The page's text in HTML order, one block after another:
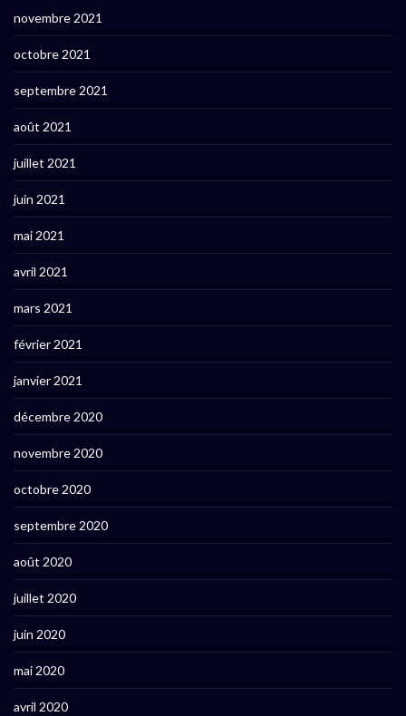
novembre 2021
octobre 2021
septembre 2021
août 2021
juillet 2021
juin 2021
mai 2021
avril 2021
mars 2021
février 2021
janvier 2021
décembre 2020
novembre 2020
octobre 2020
septembre 2020
août 2020
juillet 2020
juin 2020
mai 2020
avril 2020